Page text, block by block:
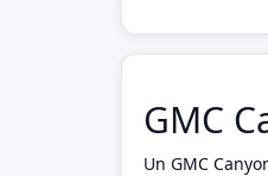
GMC
Un GMC